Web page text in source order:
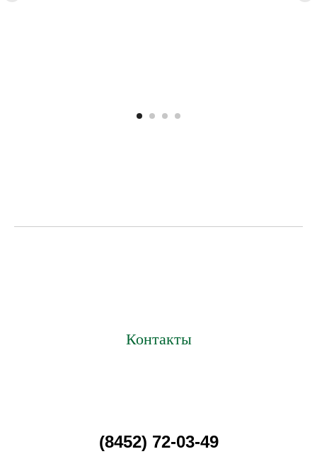
Контакты
(8452) 72-03-49